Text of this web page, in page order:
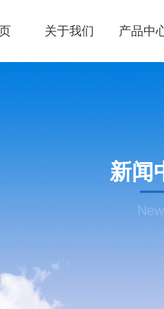
关于我们 产品中
新闻